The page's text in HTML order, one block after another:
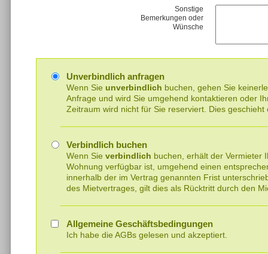
Sonstige
Bemerkungen oder
Wünsche
Unverbindlich anfragen
Wenn Sie unverbindlich buchen, gehen Sie
Anfrage und wird Sie umgehend kontaktieren oder
Zeitraum wird nicht für Sie reserviert. Dies geschieht
Verbindlich buchen
Wenn Sie verbindlich buchen, erhält der Vermieter
Wohnung verfügbar ist, umgehend einen
innerhalb der im Vertrag genannten Frist
des Mietvertrages, gilt dies als Rücktritt durch den
Allgemeine Geschäftsbedingungen
Ich habe die AGBs gelesen und akzeptiert.